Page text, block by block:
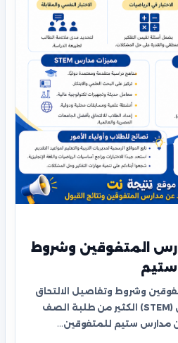
المتفوقين وشروط
ستيم
وشروط وتفاصيل الالتحاق
بمدارس ستيم للمتفوقين (STEM) الكثير من طلبة الصف
عن مدارس ستيم للمتفوقين…